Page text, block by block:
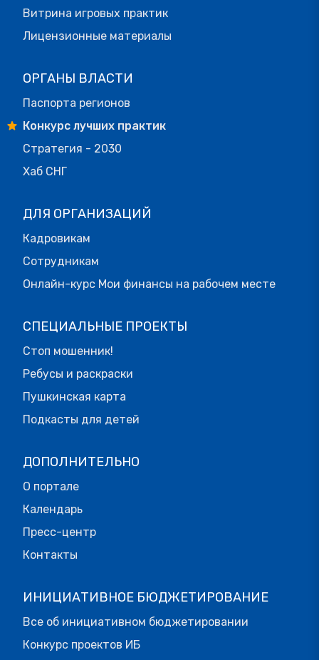
Витрина игровых практик
Лицензионные материалы
ОРГАНЫ ВЛАСТИ
Паспорта регионов
Конкурс лучших практик
Стратегия - 2030
Хаб СНГ
ДЛЯ ОРГАНИЗАЦИЙ
Кадровикам
Сотрудникам
Онлайн-курс Мои финансы на рабочем месте
СПЕЦИАЛЬНЫЕ ПРОЕКТЫ
Стоп мошенник!
Ребусы и раскраски
Пушкинская карта
Подкасты для детей
ДОПОЛНИТЕЛЬНО
О портале
Календарь
Пресс-центр
Контакты
ИНИЦИАТИВНОЕ БЮДЖЕТИРОВАНИЕ
Все об инициативном бюджетировании
Конкурс проектов ИБ